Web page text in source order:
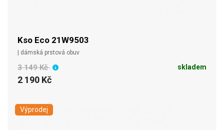
Kso Eco 21W9503
| dámská prstová obuv
3 149 Kč
2 190 Kč
skladem
Výprodej